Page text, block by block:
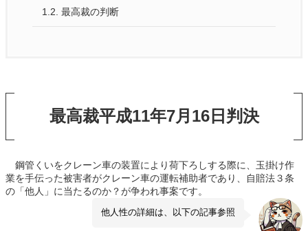
1.2. 最高裁の判断
最高裁平成11年7月16日判決
鋼管くいをクレーン車の装置により荷下ろしする際に、玉掛け作
業を手伝った被害者がクレーン車の運転補助者であり、自賠法３条
の「他人」に当たるのか？が争われ事案です。
他人性の詳細は、以下の記事参照